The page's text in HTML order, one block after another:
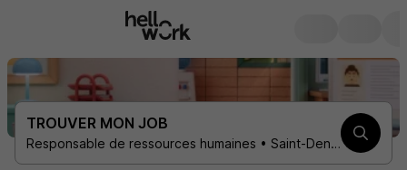
TROUVER MON JOB
Responsable de ressources humaines • Saint-Denis 93200 • 1 contrat